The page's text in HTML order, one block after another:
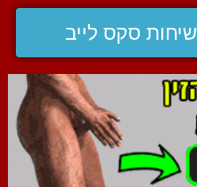
שיחות סקס לייב